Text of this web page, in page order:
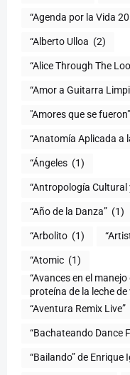
“Agenda por la Vida
“Alberto Ulloa (2)
“Alice Through The
“Amor a Guitarra
"Amores que se fueron"
“Anatomía Aplicada a
“Ángeles (1)
“Antropología Cultural
“Año de la Danza” (1)
“Arbolito (1)
“Atomic (1)
“Avances en el
proteína de la leche de
“Aventura Remix Live”
“Bachateando Dance
“Bailando” de Enrique